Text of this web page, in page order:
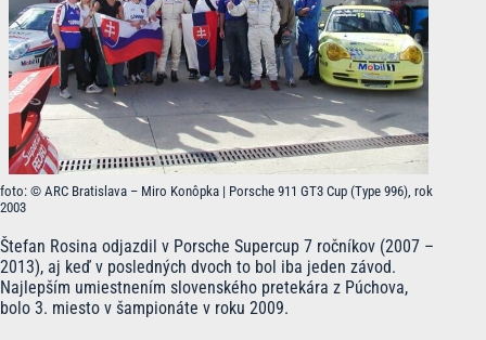
foto: © ARC Bratislava – Miro Konôpka | Porsche 911 GT3 Cup (Type 996), rok
2003
Štefan Rosina odjazdil v Porsche Supercup 7 ročníkov (2007 –
2013), aj keď v posledných dvoch to bol iba jeden závod.
Najlepším umiestnením slovenského pretekára z Púchova,
bolo 3. miesto v šampionáte v roku 2009.